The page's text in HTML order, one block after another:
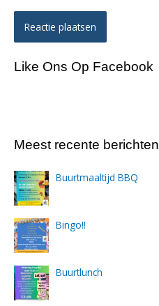
Like Ons Op Facebook
Meest recente berichten
Buurtmaaltijd BBQ
Bingo!!
Buurtlunch